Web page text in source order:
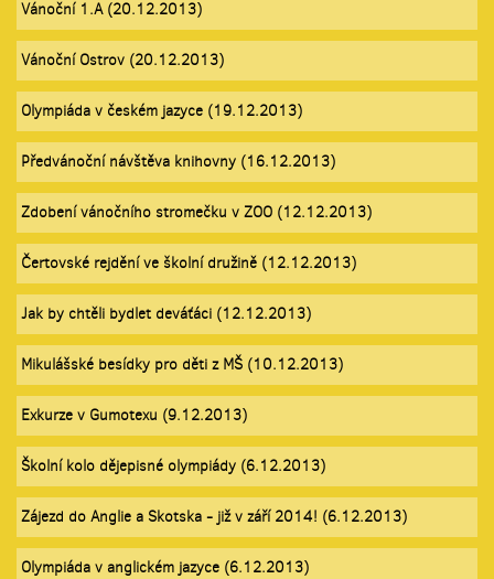
Vánoční 1.A (20.12.2013)
Vánoční Ostrov (20.12.2013)
Olympiáda v českém jazyce (19.12.2013)
Předvánoční návštěva knihovny (16.12.2013)
Zdobení vánočního stromečku v ZOO (12.12.2013)
Čertovské rejdění ve školní družině (12.12.2013)
Jak by chtěli bydlet deváťáci (12.12.2013)
Mikulášské besídky pro děti z MŠ (10.12.2013)
Exkurze v Gumotexu (9.12.2013)
Školní kolo dějepisné olympiády (6.12.2013)
Zájezd do Anglie a Skotska - již v září 2014! (6.12.2013)
Olympiáda v anglickém jazyce (6.12.2013)